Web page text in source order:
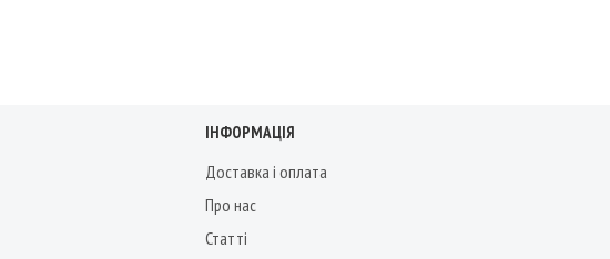
ІНФОРМАЦІЯ
Доставка і оплата
Про нас
Статті